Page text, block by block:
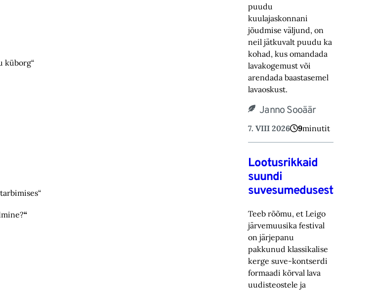
küborg“
“
puudu
kuulajaskonnani
jõudmise väljund, on
neil jätkuvalt puudu ka
kohad, ‎kus omandada
lavakogemust või
arendada baastasemel
lavaoskust.‎
Janno Sooäär
7. VIII 2026 9minutit
Lootusrikkaid
suundi
suvesumedusest
Teeb rõõmu, et Leigo
järvemuusika festival
on järjepanu
pakkunud klassikalise
kerge suve-‎kontserdi
formaadi kõrval lava
uudisteostele ja